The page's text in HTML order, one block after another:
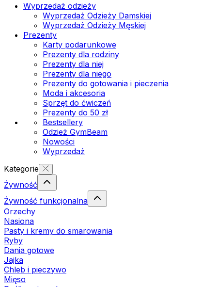
Wyprzedaż odzieży
Wyprzedaż Odzieży Damskiej
Wyprzedaż Odzieży Męskiej
Prezenty
Karty podarunkowe
Prezenty dla rodziny
Prezenty dla niej
Prezenty dla niego
Prezenty do gotowania i pieczenia
Moda i akcesoria
Sprzęt do ćwiczeń
Prezenty do 50 zł
Bestsellery
Odzież GymBeam
Nowości
Wyprzedaż
Kategorie
Żywność
Żywność funkcjonalna
Orzechy
Nasiona
Pasty i kremy do smarowania
Ryby
Dania gotowe
Jajka
Chleb i pieczywo
Mięso